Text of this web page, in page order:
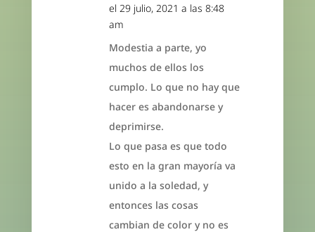
el 29 julio, 2021 a las 8:48
am
Modestia a parte, yo
muchos de ellos los
cumplo. Lo que no hay que
hacer es abandonarse y
deprimirse.
Lo que pasa es que todo
esto en la gran mayoría va
unido a la soledad, y
entonces las cosas
cambian de color y no es